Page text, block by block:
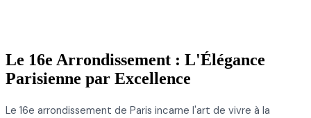
Le 16e Arrondissement : L'Élégance
Parisienne par Excellence
Le 16e arrondissement de Paris incarne l'art de vivre à la